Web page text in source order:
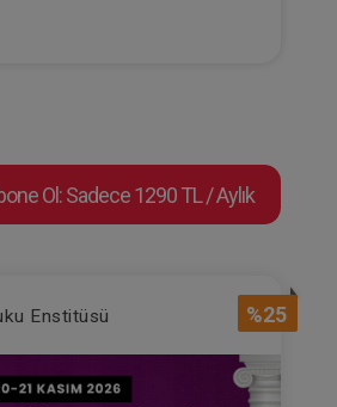
Ol: Sadece 1290 TL / Aylık
%25
Enstitüsü